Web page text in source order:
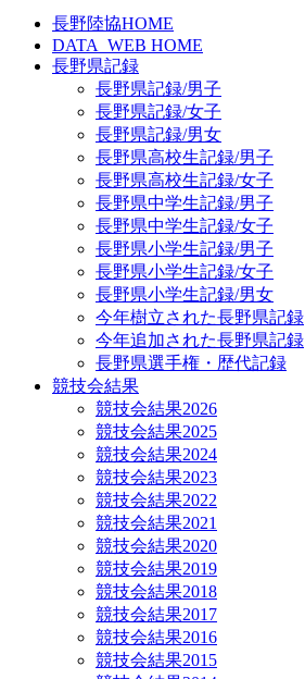
長野陸協HOME
DATA_WEB HOME
長野県記録
長野県記録/男子
長野県記録/女子
長野県記録/男女
長野県高校生記録/男子
長野県高校生記録/女子
長野県中学生記録/男子
長野県中学生記録/女子
長野県小学生記録/男子
長野県小学生記録/女子
長野県小学生記録/男女
今年樹立された長野県記録
今年追加された長野県記録
長野県選手権・歴代記録
競技会結果
競技会結果2026
競技会結果2025
競技会結果2024
競技会結果2023
競技会結果2022
競技会結果2021
競技会結果2020
競技会結果2019
競技会結果2018
競技会結果2017
競技会結果2016
競技会結果2015